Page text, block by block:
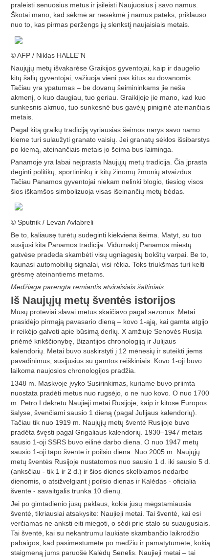
praleisti senuosius metus ir įsileisti Naujuosius į savo namus.
Škotai mano, kad sėkmė ar nesėkmė į namus pateks, priklauso
nuo to, kas pirmas peržengs jų slenkstį naujaisiais metais.
© AFP / Niklas HALLE"N
Naujųjų metų išvakarėse Graikijos gyventojai, kaip ir daugelio
kitų šalių gyventojai, važiuoja vieni pas kitus su dovanomis.
Tačiau yra ypatumas – be dovanų šeimininkams jie neša
akmenį, o kuo daugiau, tuo geriau. Graikijoje jie mano, kad kuo
sunkesnis akmuo, tuo sunkesnė bus gavėjų piniginė ateinančiais
metais.
Pagal kitą graikų tradiciją vyriausias šeimos narys savo namo
kieme turi sulaužyti granato vaisių. Jei granatų sėklos išsibarstys
po kiemą, ateinančiais metais jo šeima bus laiminga.
Panamoje yra labai neįprasta Naujųjų metų tradicija. Čia įprasta
deginti politikų, sportininkų ir kitų žinomų žmonių atvaizdus.
Tačiau Panamos gyventojai niekam nelinki blogio, tiesiog visos
šios iškamšos simbolizuoja visas išeinančių metų bėdas.
© Sputnik / Levan Avlabreli
Be to, kaliausę turėtų sudeginti kiekviena šeima. Matyt, su tuo
susijusi kita Panamos tradicija. Vidurnaktį Panamos miestų
gatvėse pradeda skambėti visų ugniagesių bokštų varpai. Be to,
kaunasi automobilių signalai, visi rėkia. Toks triukšmas turi kelti
grėsmę ateinantiems metams.
Medžiaga parengta remiantis atviraisiais šaltiniais.
Iš Naujųjų metų šventės istorijos
Mūsų protėviai slavai metus skaičiavo pagal sezonus. Metai
prasidėjo pirmąją pavasario dieną – kovo 1-ąją, kai gamta atgijo
ir reikėjo galvoti apie būsimą derlių. X amžiuje Senovės Rusija
priėmė krikščionybę, Bizantijos chronologiją ir Julijaus
kalendorių. Metai buvo suskirstyti į 12 mėnesių ir suteikti jiems
pavadinimus, susijusius su gamtos reiškiniais. Kovo 1-oji buvo
laikoma naujosios chronologijos pradžia.
1348 m. Maskvoje įvyko Susirinkimas, kuriame buvo priimta
nuostata pradėti metus nuo rugsėjo, o ne nuo kovo. O nuo 1700
m. Petro I dekretu Naujieji metai Rusijoje, kaip ir kitose Europos
šalyse, švenčiami sausio 1 dieną (pagal Julijaus kalendorių).
Tačiau tik nuo 1919 m. Naujųjų metų šventė Rusijoje buvo
pradėta švęsti pagal Grigaliaus kalendorių. 1930–1947 metais
sausio 1-oji SSRS buvo eilinė darbo diena. O nuo 1947 metų
sausio 1-oji tapo švente ir poilsio diena. Nuo 2005 m. Naujųjų
metų šventės Rusijoje nustatomos nuo sausio 1 d. iki sausio 5 d.
(anksčiau - tik 1 ir 2 d.) ir šios dienos skelbiamos nedarbo
dienomis, o atsižvelgiant į poilsio dienas ir Kalėdas - oficialia
švente - savaitgalis trunka 10 dienų.
Jei po gimtadienio jūsų paklaus, kokia jūsų mėgstamiausia
šventė, tikriausiai atsakysite: Naujieji metai. Tai šventė, kai esi
verčiamas ne anksti eiti miegoti, o sėdi prie stalo su suaugusiais.
Tai šventė, kai su nekantrumu laukiate skambančio laikrodžio
pabaigos, kad pasimestumėte po medžiu ir pamatytumėte, kokią
staigmeną jums paruošė Kalėdų Senelis. Naujieji metai – tai